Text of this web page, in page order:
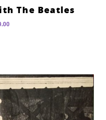
The Beatles